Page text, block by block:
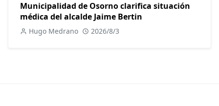
Municipalidad de Osorno clarifica situación
médica del alcalde Jaime Bertin
Hugo Medrano 2026/8/3